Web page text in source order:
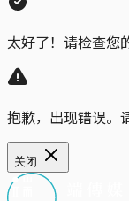
太好了！请检查您
抱歉，出现错误。
关闭